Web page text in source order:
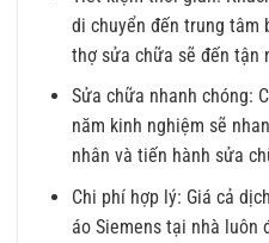
di chuyển đến trung tâm
thợ sửa chữa sẽ đến tận
Sửa chữa nhanh chóng:
năm kinh nghiệm sẽ
nhân và tiến hành sửa
Chi phí hợp lý: Giá cả
áo Siemens tại nhà luôn